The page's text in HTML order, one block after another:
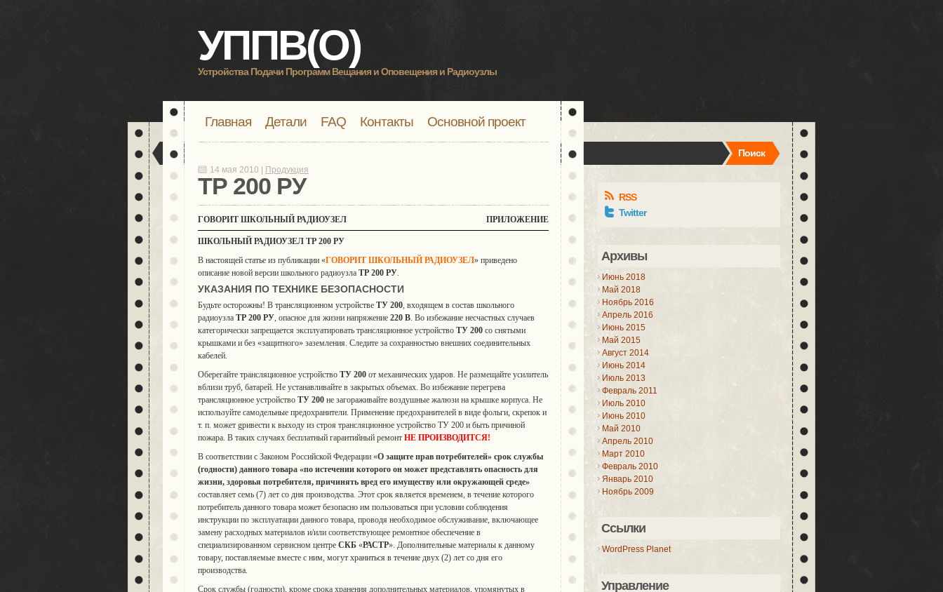
УППВ(О)
Устройства Подачи Программ Вещания и Оповещения и Радиоузлы
Главная Детали FAQ Контакты Основной проект
Поиск
14 мая 2010 | Продукция
ТР 200 РУ
ПРИЛОЖЕНИЕ
ГОВОРИТ ШКОЛЬНЫЙ РАДИОУЗЕЛ
ШКОЛЬНЫЙ РАДИОУЗЕЛ ТР 200 РУ
В настоящей статье из публикации «ГОВОРИТ ШКОЛЬНЫЙ РАДИОУЗЕЛ» приведено
описание новой версии школьного радиоузла ТР 200 РУ.
УКАЗАНИЯ ПО ТЕХНИКЕ БЕЗОПАСНОСТИ
Будьте осторожны! В трансляционном устройстве ТУ 200, входящем в состав школьного
радиоузла ТР 200 РУ, опасное для жизни напряжение 220 В. Во избежание несчастных случаев
категорически запрещается эксплуатировать трансляционное устройство ТУ 200 со снятыми
крышками и без «защитного» заземления. Следите за сохранностью внешних соединительных
кабелей.
Оберегайте трансляционное устройство ТУ 200 от механических ударов. Не размещайте усилитель
вблизи труб, батарей. Не устанавливайте в закрытых объемах. Во избежание перегрева
трансляционное устройство ТУ 200 не загораживайте воздушные жалюзи на крышке корпуса. Не
используйте самодельные предохранители. Применение предохранителей в виде фольги, скрепок и
т. п. может gривести к выходу из строя трансляционное устройство ТУ 200 и быть причиной
пожара. В таких случаях бесплатный гарантийный ремонт НЕ ПРОИЗВОДИТСЯ!
В соответствии с Законом Российской Федерации «О защите прав потребителей» срок службы
(годности) данного товара «по истечении которого он может представлять опасность для
жизни, здоровья потребителя, причинять вред его имуществу или окружающей среде»
составляет семь (7) лет со дня производства. Этот срок является временем, в течение которого
потребитель данного товара может безопасно им пользоваться при условии соблюдения
инструкции по эксплуатации данного товара, проводя необходимое обслуживание, включающее
замену расходных материалов и/или соответствующее ремонтное обеспечение в
специализированном сервисном центре СКБ «РАСТР». Дополнительные материалы к данному
товару, поставляемые вместе с ним, могут храниться в течение двух (2) лет со дня его
производства.
Срок службы (годности), кроме срока хранения дополнительных материалов, упомянутых в
RSS
Twitter
Архивы
Июнь 2018
Май 2018
Ноябрь 2016
Апрель 2016
Июнь 2015
Май 2015
Август 2014
Июнь 2014
Июль 2013
Февраль 2011
Июль 2010
Июнь 2010
Май 2010
Апрель 2010
Март 2010
Февраль 2010
Январь 2010
Ноябрь 2009
Ссылки
WordPress Planet
Управление